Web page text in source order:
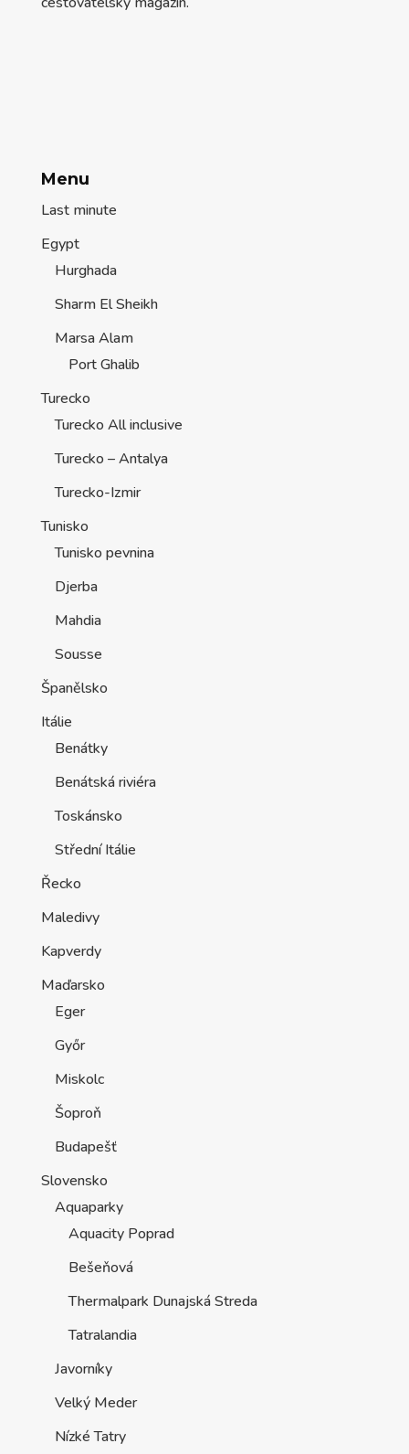
Menu
Last minute
Egypt
Hurghada
Sharm El Sheikh
Marsa Alam
Port Ghalib
Turecko
Turecko All inclusive
Turecko – Antalya
Turecko-Izmir
Tunisko
Tunisko pevnina
Djerba
Mahdia
Sousse
Španělsko
Itálie
Benátky
Benátská riviéra
Toskánsko
Střední Itálie
Řecko
Maledivy
Kapverdy
Maďarsko
Eger
Győr
Miskolc
Šoproň
Budapešť
Slovensko
Aquaparky
Aquacity Poprad
Bešeňová
Thermalpark Dunajská Streda
Tatralandia
Javorníky
Velký Meder
Nízké Tatry